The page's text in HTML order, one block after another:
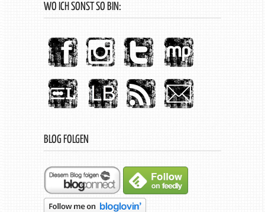
WO ICH SONST SO BIN:
BLOG FOLGEN